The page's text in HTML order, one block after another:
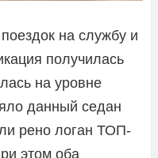
на службу и
получилась
на уровне
данный седан
рено логан ТОП-
этом оба